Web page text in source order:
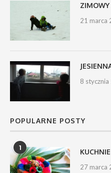
ZIMOWY
21 marca
8
POPULARNE POSTY
1
27 marca